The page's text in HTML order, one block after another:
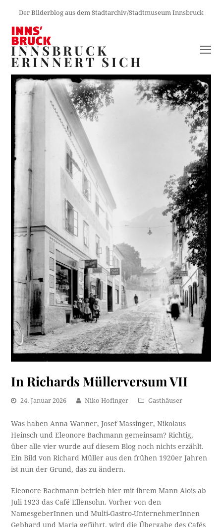
Der Bilderblog aus dem Stadtarchiv/Stadtmuseum Innsbruck
INNSBRUCK
ERINNERT SICH
In Richards Müllerversum VII
24. Januar 2026 Niko Hofinger Gasthäuser
Was haben Anna Wanner, Josef Massinger, Nikolaus
Heinsch und Eleonore Bachmann gemeinsam? Richtig,
über alle vier wurde auf diesem Blog noch nichts erzählt.
Ein Bild von Richard Müller aus den frühen 1920er Jahren
ist nun der Grund, das zu ändern.
Eleonore Bachmann betrieb hier mit ihrem Mann Alois ab
Juli 1923 das Café Ellensohn. Vorher von den
NamesgeberInnen und Multi-Gastro-UnternehmerInnen
Gebhard und Maria geführt, wird die Übergabe des Cafés